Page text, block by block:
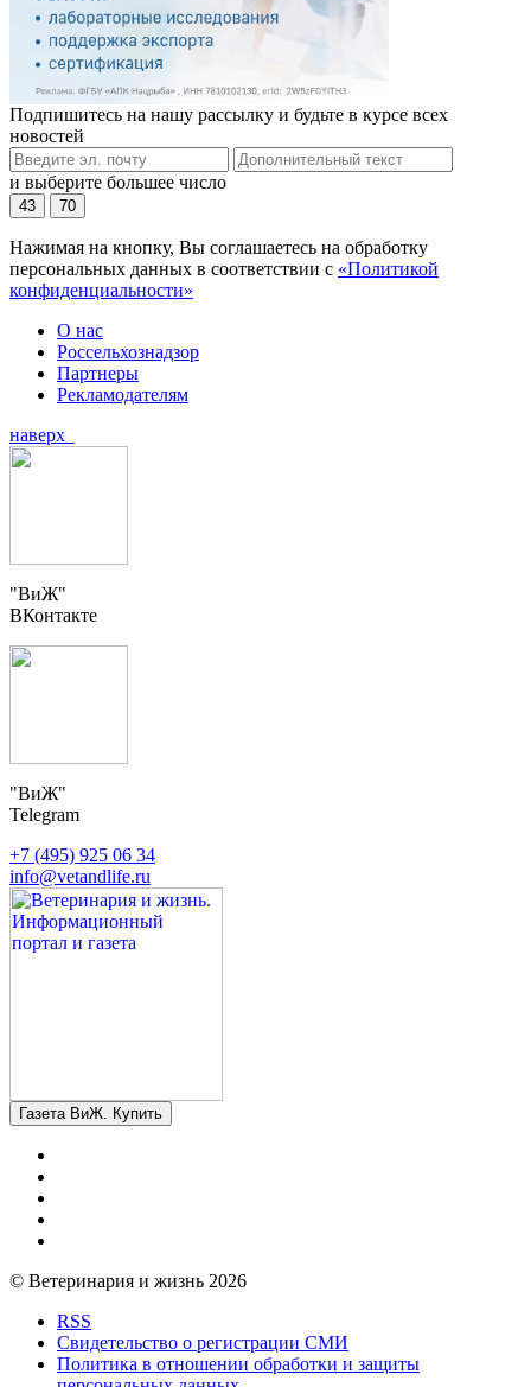
Подпишитесь на нашу рассылку и будьте в курсе всех
новостей
и выберите большее число
43 70
Нажимая на кнопку, Вы соглашаетесь на обработку
персональных данных в соответствии с «Политикой
конфиденциальности»
О нас
Россельхознадзор
Партнеры
Рекламодателям
наверх
"ВиЖ"
ВКонтакте
"ВиЖ"
Telegram
+7 (495) 925 06 34
info@vetandlife.ru
Газета ВиЖ. Купить
© Ветеринария и жизнь 2026
RSS
Свидетельство о регистрации СМИ
Политика в отношении обработки и защиты